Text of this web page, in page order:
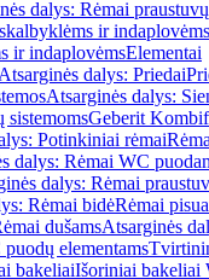
dalys: Rėmai
ir indaplovėms
ir indaplovėmsElementai
Atsarginės dalys: Priedai
Atsarginės dalys:
sistemomsGeberit
Potinkiniai rėmai
dalys: Rėmai WC
dalys: Rėmai
Rėmai bidėRėmai
dušamsAtsarginės
elementams
bakeliaiIšoriniai bakeliai